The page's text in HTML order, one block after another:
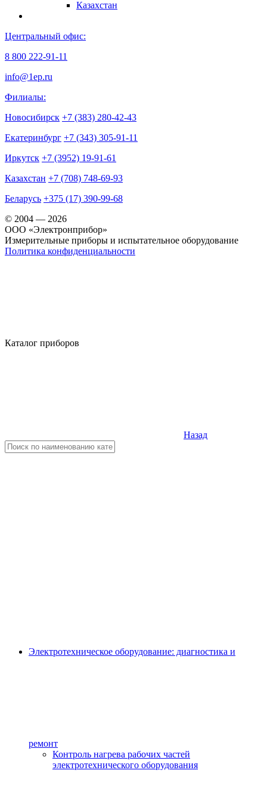
Казахстан
Центральный офис:
8 800 222-91-11
info@1ep.ru
Филиалы:
Новосибирск +7 (383) 280-42-43
Екатеринбург +7 (343) 305-91-11
Иркутск +7 (3952) 19-91-61
Казахстан +7 (708) 748-69-93
Беларусь +375 (17) 390-99-68
© 2004 — 2026
OOO «Электронприбор»
Измерительные приборы и испытательное оборудование
Политика конфиденциальности
Каталог приборов
Назад
Электротехническое оборудование: диагностика и
ремонт
Контроль нагрева рабочих частей
электротехнического оборудования